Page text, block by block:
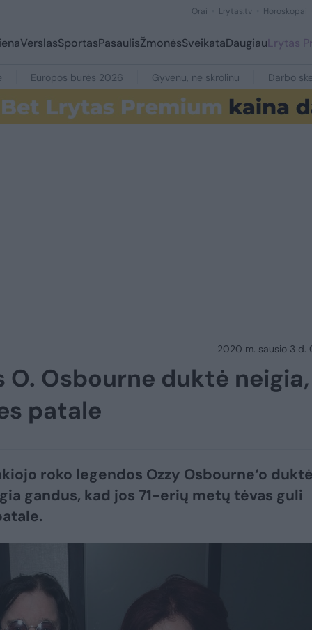
Orai Lrytas.tv Horoskopai
VerslasSportasPasaulisŽmonėsSveikataDaugiauLrytas
Europos burės 2026 Gyvenu, ne skrolinu Darbo
2020 m. sausio 3 d.
Osbourne duktė neigia,
patale
roko legendos Ozzy Osbourne‘o
gandus, kad jos 71-erių metų tėvas guli